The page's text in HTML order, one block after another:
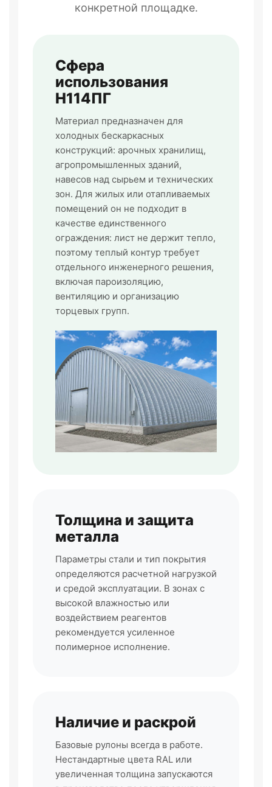
конкретной площадке.
Сфера
использования
Н114ПГ
Материал предназначен для
холодных бескаркасных
конструкций: арочных хранилищ,
агропромышленных зданий,
навесов над сырьем и технических
зон. Для жилых или отапливаемых
помещений он не подходит в
качестве единственного
ограждения: лист не держит тепло,
поэтому теплый контур требует
отдельного инженерного решения,
включая пароизоляцию,
вентиляцию и организацию
торцевых групп.
Толщина и защита
металла
Параметры стали и тип покрытия
определяются расчетной нагрузкой
и средой эксплуатации. В зонах с
высокой влажностью или
воздействием реагентов
рекомендуется усиленное
полимерное исполнение.
Наличие и раскрой
Базовые рулоны всегда в работе.
Нестандартные цвета RAL или
увеличенная толщина запускаются